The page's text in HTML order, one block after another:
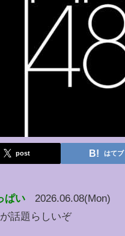
post はてブ
ぱい
2026.06.08(Mon)
話題らしいぞ